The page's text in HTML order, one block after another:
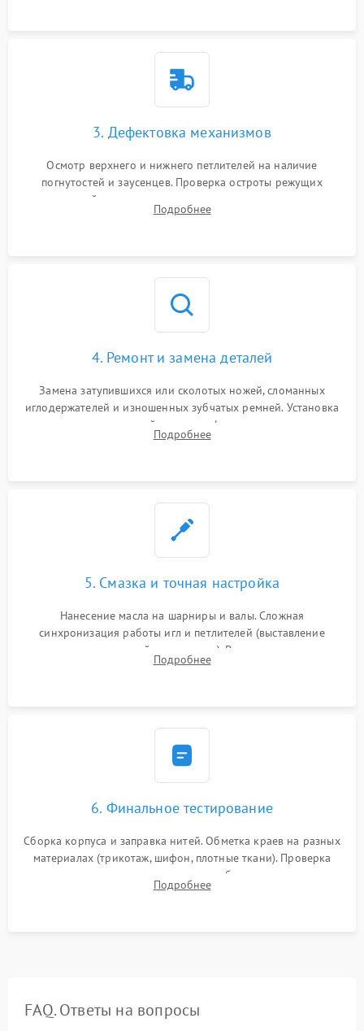
3. Дефектовка механизмов
Осмотр верхнего и нижнего петлителей на наличие
погнутостей и заусенцев. Проверка остроты режущих
кромок ножей, состояния приводного ремня, электромотора
и механизма дифференциальной подачи ткани.
Подробнее
4. Ремонт и замена деталей
Замена затупившихся или сколотых ножей, сломанных
иглодержателей и изношенных зубчатых ремней. Установка
новых петлителей взамен деформированных.
Восстановление контактов в педали и цепях
Подробнее
5. Смазка и точная настройка
Нанесение масла на шарниры и валы. Сложная
синхронизация работы игл и петлителей (выставление
зазоров до сотых долей миллиметра). Регулировка прижима
ножей, ширины обметки и хода дифференциального
Подробнее
6. Финальное тестирование
Сборка корпуса и заправка нитей. Обметка краев на разных
материалах (трикотаж, шифон, плотные ткани). Проверка
ровности среза, эластичности шва, работы ролевого шва и
отсутствия стягивания или волнистости ткани.
Подробнее
FAQ. Ответы на вопросы